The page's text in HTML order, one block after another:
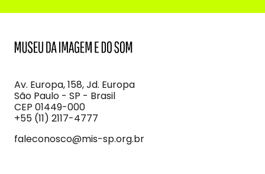
Imagem
e
do
Som
Av. Europa, 158, Jd. Europa
São Paulo - SP - Brasil
CEP 01449-000
+55 (11) 2117-4777
faleconosco@mis-sp.org.br